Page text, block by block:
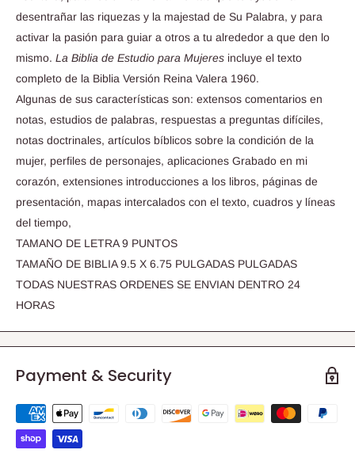
desentrañar las riquezas y la majestad de Su Palabra, y para
activar la pasión para guiar a otros a tu alrededor a que den lo
mismo. La Biblia de Estudio para Mujeres incluye el texto
completo de la Biblia Versión Reina Valera 1960.
Algunas de sus características son: extensos comentarios en
notas, estudios de palabras, respuestas a preguntas difíciles,
notas doctrinales, artículos bíblicos sobre la condición de la
mujer, perfiles de personajes, aplicaciones Grabado en mi
corazón, extensiones introducciones a los libros, páginas de
presentación, mapas intercalados con el texto, cuadros y líneas
del tiempo,
TAMANO DE LETRA 9 PUNTOS
TAMAÑO DE BIBLIA 9.5 X 6.75 PULGADAS PULGADAS
TODAS NUESTRAS ORDENES SE ENVIAN DENTRO 24
HORAS
Payment & Security